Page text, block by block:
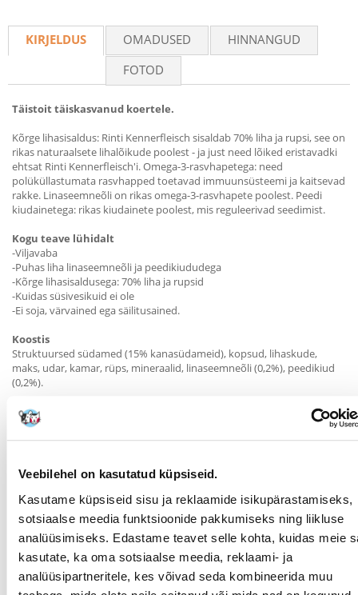
Veebilehel on kasutatud küpsiseid.
Kasutame küpsiseid sisu ja reklaamide isikupärastamiseks,
sotsiaalse meedia funktsioonide pakkumiseks ning liikluse
analüüsimiseks. Edastame teavet selle kohta, kuidas meie
kasutate, ka oma sotsiaalse meedia, reklaami- ja
analüüsipartneritele, kes võivad seda kombineerida muu
KIRJELDUS OMADUSED
HINNANGUD
FOTOD
Täistoit täiskasvanud koertele.
Kõrge lihasisaldus: Rinti Kennerfleisch sisaldab 70% liha ja rupsi, see on
rikas naturaalsete lihalõikude poolest - ja just need lõiked eristavadki
ehtsat Rinti Kennerfleisch'i. Omega-3-rasvhapetega: need
polüküllastumata rasvhapped toetavad immuunsüsteemi ja kaitsevad
rakke. Linaseemneõli on rikas omega-3-rasvhapete poolest. Peedi
kiudainetega: rikas kiudainete poolest, mis reguleerivad seedimist.
Kogu teave lühidalt
-Viljavaba
-Puhas liha linaseemneõli ja peedikiududega
-Kõrge lihasisaldusega: 70% liha ja rupsid
-Kuidas süsivesikuid ei ole
-Ei soja, värvained ega säilitusained.
Koostis
Struktuursed südamed (15% kanasüdameid), kopsud, lihaskude,
maks, udar, kamar, rüps, mineraalid, linaseemneõli (0,2%), peedikiud
(0,2%).
Lisandid
D3-vitamiin: 300 I.U., E-vitamiin (all-rac-alfa-tokoferüülatsetaadina):
40mg, tsink (tsinkoksiidina): 30mg, jood (kaltsiumjodaadina (veevaba)):
(vask(II)-sulfaatpentahüdraadina): 3mg.
Toitumisalane teave
Toorvalk 11 %.
Rasvasisaldus 8
Toorkiud 0,6
Toortuhk 2,5
Niiskusesisaldus 77
Kaltsium 0,3